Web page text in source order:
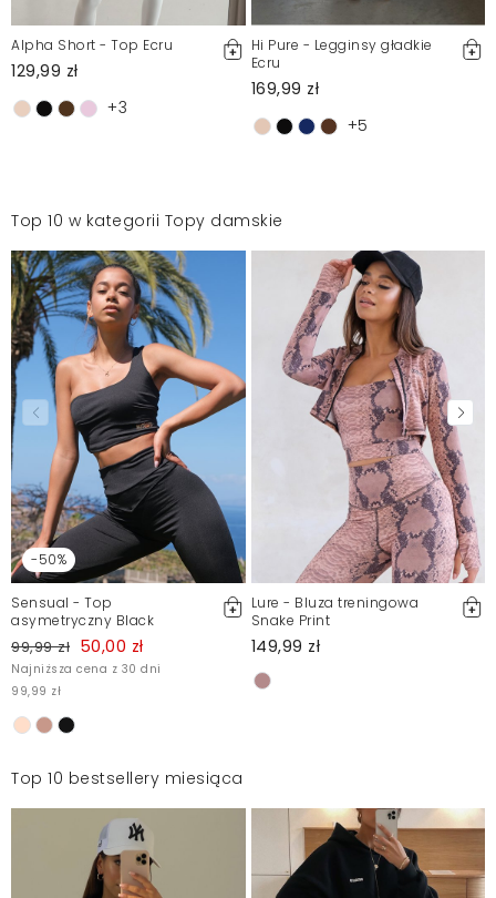
Alpha Short - Top Ecru
129,99 zł
+3
Hi Pure - Legginsy gładkie
Ecru
169,99 zł
+5
Top 10 w kategorii Topy damskie
-50%
Sensual - Top
asymetryczny Black
99,99 zł 50,00 zł
Najniższa cena z 30 dni
99,99 zł
Lure - Bluza treningowa
Snake Print
149,99 zł
Top 10 bestsellery miesiąca